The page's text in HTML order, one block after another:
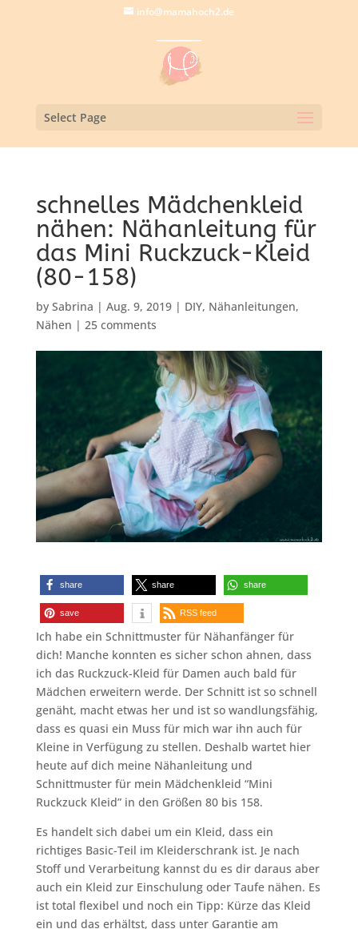
info@mamahoch2.de
Select Page
schnelles Mädchenkleid
nähen: Nähanleitung für
das Mini Ruckzuck-Kleid
(80-158)
by Sabrina | Aug. 9, 2019| DIY, Nähanleitungen,
Nähen | 25 comments
share share share
save RSS feed
Ich habe ein Schnittmuster für Nähanfänger für
dich! Manche konnten es sicher schon ahnen, dass
ich das Ruckzuck-Kleid für Damen auch bald für
Mädchen erweitern werde. Der Schnitt ist so schnell
genäht, macht etwas her und ist so wandlungsfähig,
dass es quasi ein Muss für mich war ihn auch für
Kleine in Verfügung zu stellen. Deshalb wartet hier
heute auf dich meine Nähanleitung und
Schnittmuster für mein Mädchenkleid “Mini
Ruckzuck Kleid” in den Größen 80 bis 158.
Es handelt sich dabei um ein Kleid, dass ein
richtiges Basic-Teil im Kleiderschrank ist. Je nach
Stoff und Verarbeitung kannst du es dir daraus aber
auch ein Kleid zur Einschulung oder Taufe nähen. Es
ist total flexibel und noch ein Tipp: Kürze das Kleid
ein und das erhältst, dass unter Garantie am